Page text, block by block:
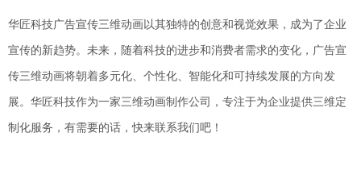
华匠科技广告宣传三维动画以其独特的创意和视觉效果，成为了企业
宣传的新趋势。未来，随着科技的进步和消费者需求的变化，广告宣
传三维动画将朝着多元化、个性化、智能化和可持续发展的方向发
展。华匠科技作为一家三维动画制作公司， 专注于为企业提供三维定
制化服务，有需要的话，快来联系我们吧！